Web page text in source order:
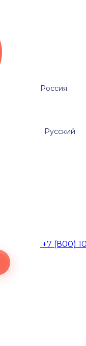
Россия
Русский
+7 (800)